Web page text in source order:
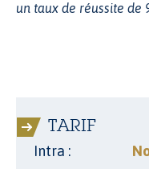
un taux de réussite de
TARIF
Intra :